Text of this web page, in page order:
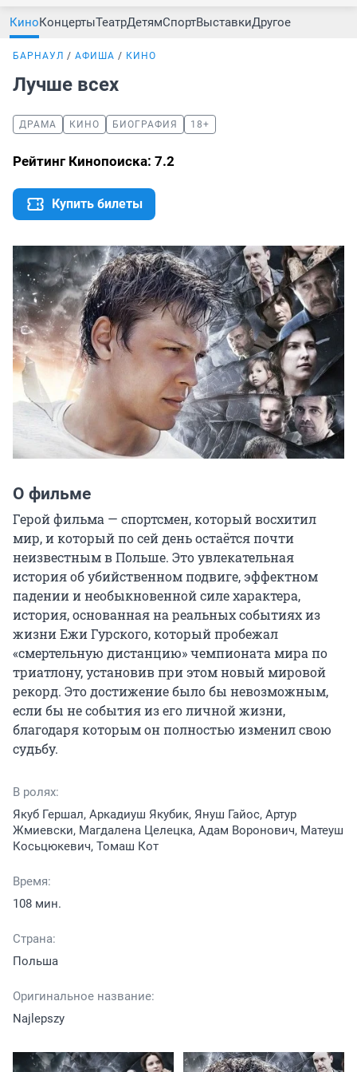
КиноКонцертыТеатрДетямСпортВыставкиДругое
БАРНАУЛ АФИША КИНО
Лучше всех
ДРАМА КИНО БИОГРАФИЯ 18+
Рейтинг Кинопоиска: 7.2
Купить билеты
О фильме
Герой фильма — спортсмен, который восхитил
мир, и который по сей день остаётся почти
неизвестным в Польше. Это увлекательная
история об убийственном подвиге, эффектном
падении и необыкновенной силе характера,
история, основанная на реальных событиях из
жизни Ежи Гурского, который пробежал
«смертельную дистанцию» чемпионата мира по
триатлону, установив при этом новый мировой
рекорд. Это достижение было бы невозможным,
если бы не события из его личной жизни,
благодаря которым он полностью изменил свою
судьбу.
В ролях:
Якуб Гершал, Аркадиуш Якубик, Януш Гайос, Артур
Жмиевски, Магдалена Целецка, Адам Воронович, Матеуш
Косьцюкевич, Томаш Кот
Время:
108 мин.
Страна:
Польша
Оригинальное название:
Najlepszy